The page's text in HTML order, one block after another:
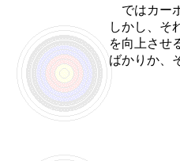
ではカー
しかし、そ
を向上させ
ばかりか、